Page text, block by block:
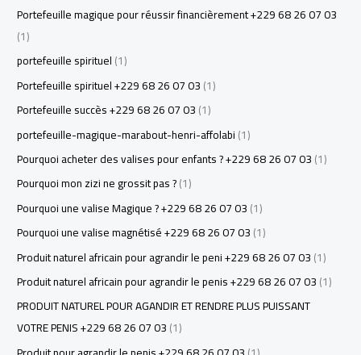
Portefeuille magique pour réussir financièrement +229 68 26 07 03
(1)
portefeuille spirituel(1)
Portefeuille spirituel +229 68 26 07 03(1)
Portefeuille succès +229 68 26 07 03(1)
portefeuille-magique-marabout-henri-affolabi(1)
Pourquoi acheter des valises pour enfants ? +229 68 26 07 03(1)
Pourquoi mon zizi ne grossit pas ?(1)
Pourquoi une valise Magique ? +229 68 26 07 03(1)
Pourquoi une valise magnétisé +229 68 26 07 03(1)
Produit naturel africain pour agrandir le peni +229 68 26 07 03(1)
Produit naturel africain pour agrandir le penis +229 68 26 07 03(1)
PRODUIT NATUREL POUR AGANDIR ET RENDRE PLUS PUISSANT
VOTRE PENIS +229 68 26 07 03(1)